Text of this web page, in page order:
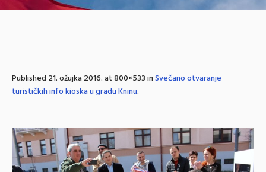
Published21. ožujka 2016.at 800×533 inSvečano otvaranje
turističkih info kioska u gradu Kninu.